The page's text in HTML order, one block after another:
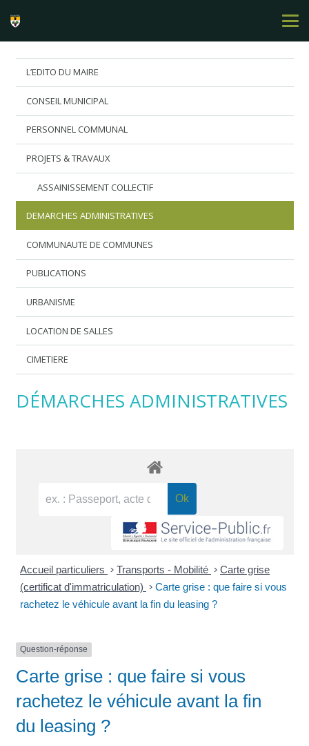
L’EDITO DU MAIRE
CONSEIL MUNICIPAL
PERSONNEL COMMUNAL
PROJETS & TRAVAUX
ASSAINISSEMENT COLLECTIF
DEMARCHES ADMINISTRATIVES
COMMUNAUTE DE COMMUNES
PUBLICATIONS
URBANISME
LOCATION DE SALLES
CIMETIERE
DÉMARCHES ADMINISTRATIVES
Accueil particuliers > Transports - Mobilité > Carte grise
(certificat d'immatriculation) > Carte grise : que faire si vous
rachetez le véhicule avant la fin du leasing ?
Question-réponse
Carte grise : que faire si vous
rachetez le véhicule avant la fin
du leasing ?